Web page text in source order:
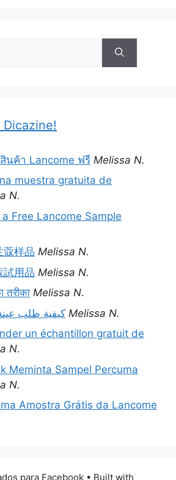
Dicazine!
นค้า Lancome ฟรี Melissa N.
muestra gratuita de
N.
Free Lancome Sample
蔻样品 Melissa N.
試用品 Melissa N.
तरीका Melissa N.
كيفية طلب Melissa N.
un échantillon gratuit de
N.
Meminta Sampel Percuma
N.
Amostra Grátis da Lancome
para Facebook• Built with